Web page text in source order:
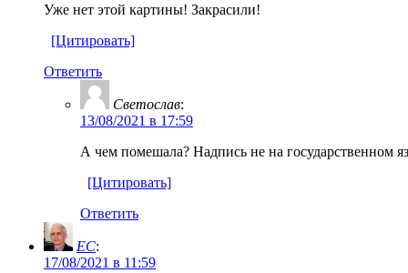
Уже нет этой картины! Закрасили!
[Цитировать]
Ответить
Светослав:
13/08/2021 в 17:59
А чем помешала? Надпись не на государственном
[Цитировать]
Ответить
EC:
17/08/2021 в 11:59